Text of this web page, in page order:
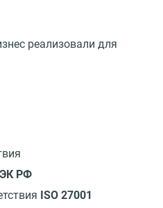
реализовали для
РФ
ISO 27001